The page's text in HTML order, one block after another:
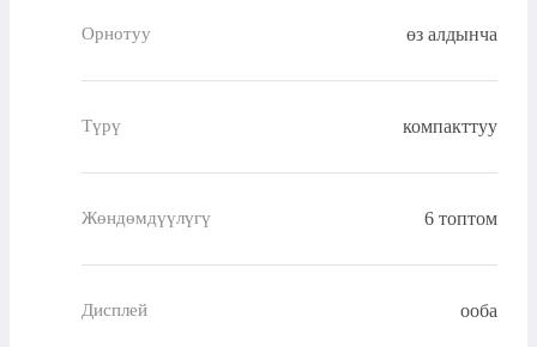
Орнотуу өз алдынча
Түрү компакттуу
Жөндөмдүүлүгү 6 топтом
Дисплей ооба